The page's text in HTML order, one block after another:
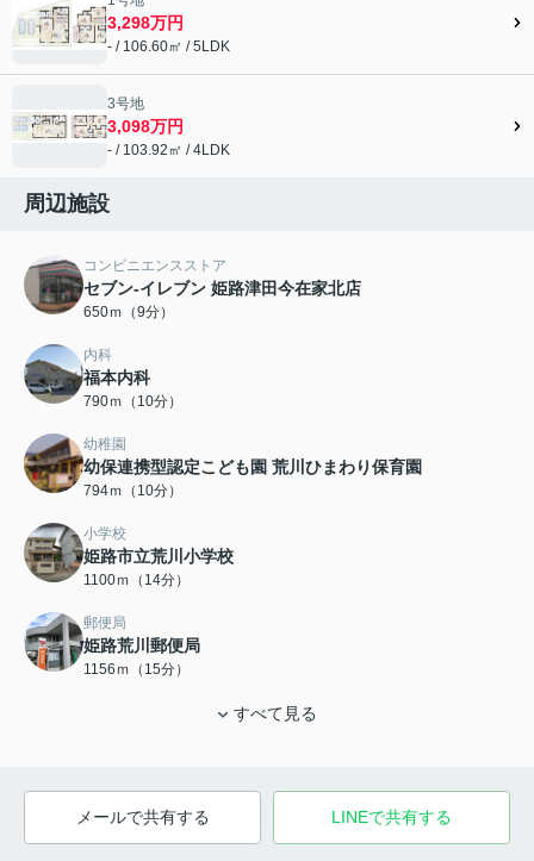
3,298万円
- / 106.60㎡ / 5LDK
3号地
3,098万円
- / 103.92㎡ / 4LDK
周辺施設
コンビニエンスストア
セブン-イレブン 姫路津田今在家北店
650ｍ（9分）
内科
福本内科
790ｍ（10分）
幼稚園
幼保連携型認定こども園 荒川ひまわり保育園
794ｍ（10分）
小学校
姫路市立荒川小学校
1100ｍ（14分）
郵便局
姫路荒川郵便局
1156ｍ（15分）
すべて見る
メールで共有する LINEで共有する